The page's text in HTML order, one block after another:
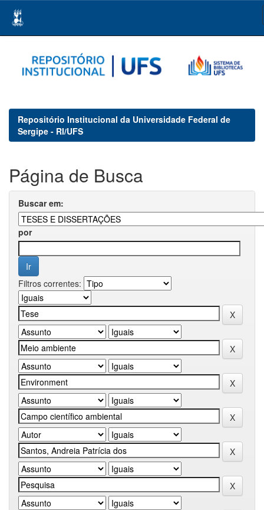
navigation
Repositório Institucional da Universidade Federal de
Sergipe - RI/UFS
Página de Busca
Buscar em:
por
Filtros correntes: